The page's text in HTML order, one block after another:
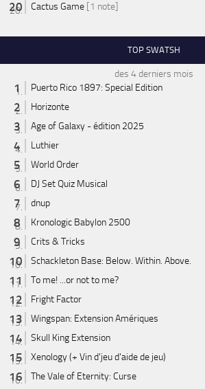
Cactus Game [1 note]
TOP SWATSH
des 4 derniers mois
Puerto Rico 1897: Special Edition
Horizonte
Age of Galaxy - édition 2025
Luthier
World Order
DJ Set Quiz Musical
dnup
Kronologic Babylon 2500
Crits & Tricks
Schackleton Base: Below. Within. Above.
To me! ...or not to me?
Fright Factor
Wingspan: Extension Amériques
Skull King Extension
Xenology (+ Vin d'jeu d'aide de jeu)
The Vale of Eternity: Curse